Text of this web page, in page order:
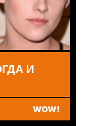
И
WOW!